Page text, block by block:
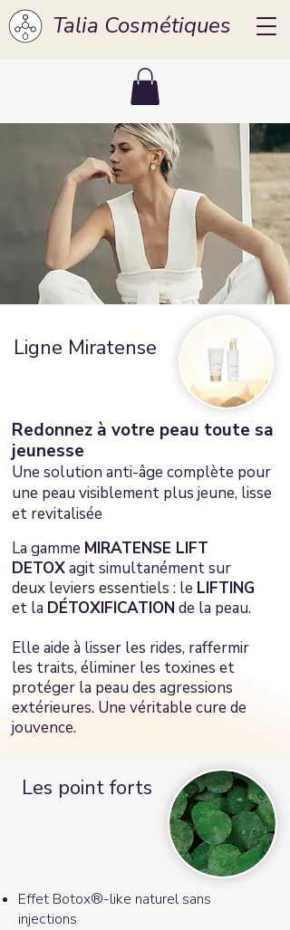
Talia Cosmétiques
Ligne Miratense
Redonnez à votre peau toute sa
jeunesse
Une solution anti-âge complète pour
une peau visiblement plus jeune, lisse
et revitalisée
La gamme MIRATENSE LIFT
DETOXagit simultanément sur
deux leviers essentiels : le LIFTING
et la DÉTOXIFICATIONde la peau.
Elle aide à lisser les rides, raffermir
les traits, éliminer les toxines et
protéger la peau des agressions
extérieures. Une véritable cure de
jouvence.
Les point forts
Effet Botox®-like naturel sans
injections